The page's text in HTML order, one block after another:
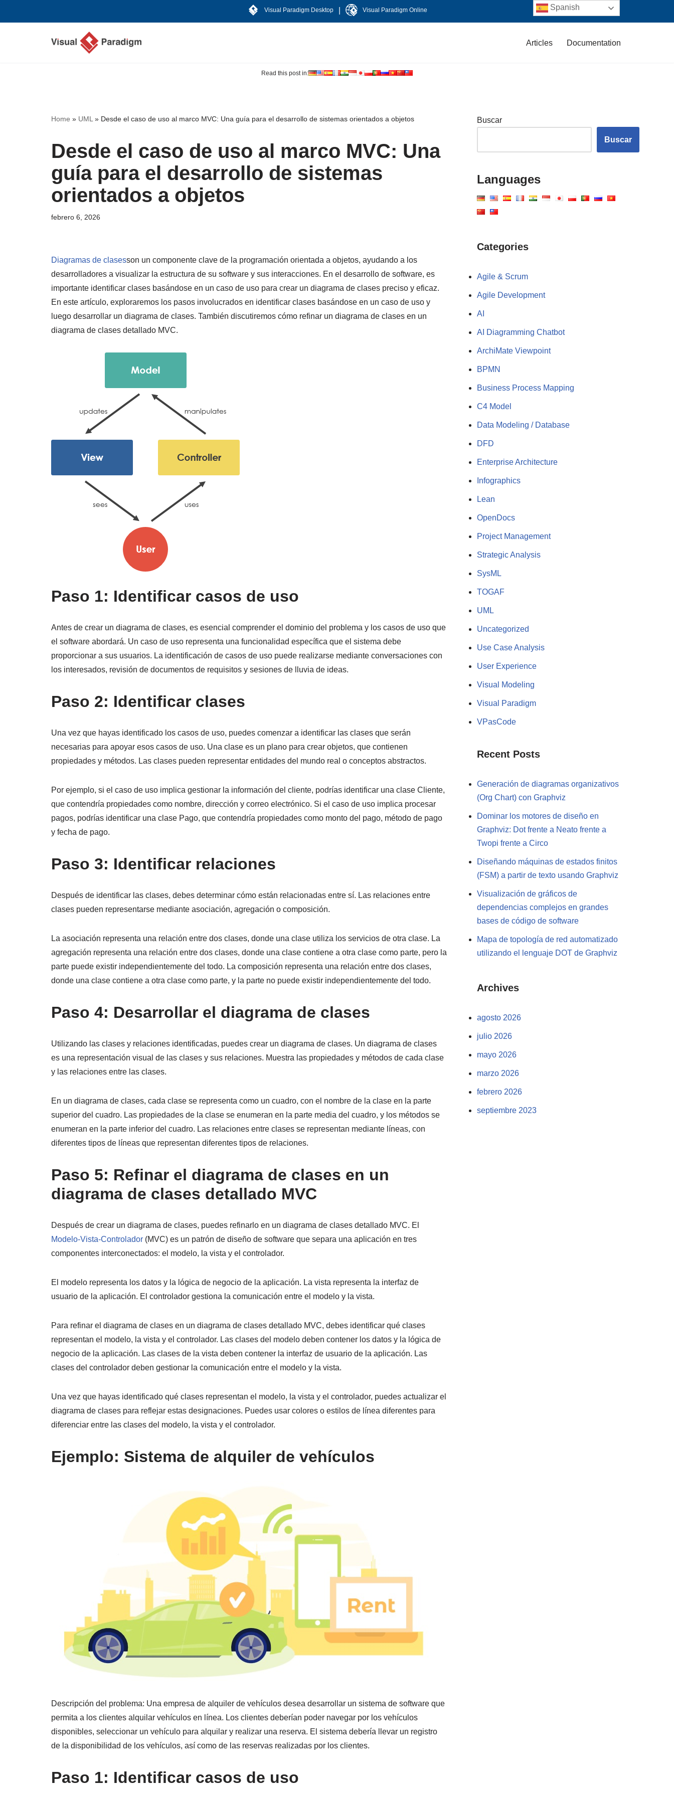
Visual Paradigm Desktop Visual Paradigm Online
Articles Documentation
Read this post in:
Home » UML » Desde el caso de uso al marco MVC: Una guía para el desarrollo de sistemas orientados a objetos
Desde el caso de uso al marco MVC: Una
guía para el desarrollo de sistemas
orientados a objetos
febrero 6, 2026
Diagramas de clasesson un componente clave de la programación orientada a objetos, ayudando a los
desarrolladores a visualizar la estructura de su software y sus interacciones. En el desarrollo de software, es
importante identificar clases basándose en un caso de uso para crear un diagrama de clases preciso y eficaz.
En este artículo, exploraremos los pasos involucrados en identificar clases basándose en un caso de uso y
luego desarrollar un diagrama de clases. También discutiremos cómo refinar un diagrama de clases en un
diagrama de clases detallado MVC.
Paso 1: Identificar casos de uso
Antes de crear un diagrama de clases, es esencial comprender el dominio del problema y los casos de uso que
el software abordará. Un caso de uso representa una funcionalidad específica que el sistema debe
proporcionar a sus usuarios. La identificación de casos de uso puede realizarse mediante conversaciones con
los interesados, revisión de documentos de requisitos y sesiones de lluvia de ideas.
Paso 2: Identificar clases
Una vez que hayas identificado los casos de uso, puedes comenzar a identificar las clases que serán
necesarias para apoyar esos casos de uso. Una clase es un plano para crear objetos, que contienen
propiedades y métodos. Las clases pueden representar entidades del mundo real o conceptos abstractos.
Por ejemplo, si el caso de uso implica gestionar la información del cliente, podrías identificar una clase Cliente,
que contendría propiedades como nombre, dirección y correo electrónico. Si el caso de uso implica procesar
pagos, podrías identificar una clase Pago, que contendría propiedades como monto del pago, método de pago
y fecha de pago.
Paso 3: Identificar relaciones
Después de identificar las clases, debes determinar cómo están relacionadas entre sí. Las relaciones entre
clases pueden representarse mediante asociación, agregación o composición.
La asociación representa una relación entre dos clases, donde una clase utiliza los servicios de otra clase. La
agregación representa una relación entre dos clases, donde una clase contiene a otra clase como parte, pero la
parte puede existir independientemente del todo. La composición representa una relación entre dos clases,
donde una clase contiene a otra clase como parte, y la parte no puede existir independientemente del todo.
Paso 4: Desarrollar el diagrama de clases
Utilizando las clases y relaciones identificadas, puedes crear un diagrama de clases. Un diagrama de clases
es una representación visual de las clases y sus relaciones. Muestra las propiedades y métodos de cada clase
y las relaciones entre las clases.
En un diagrama de clases, cada clase se representa como un cuadro, con el nombre de la clase en la parte
superior del cuadro. Las propiedades de la clase se enumeran en la parte media del cuadro, y los métodos se
enumeran en la parte inferior del cuadro. Las relaciones entre clases se representan mediante líneas, con
diferentes tipos de líneas que representan diferentes tipos de relaciones.
Paso 5: Refinar el diagrama de clases en un
diagrama de clases detallado MVC
Después de crear un diagrama de clases, puedes refinarlo en un diagrama de clases detallado MVC. El
Modelo-Vista-Controlador (MVC) es un patrón de diseño de software que separa una aplicación en tres
componentes interconectados: el modelo, la vista y el controlador.
El modelo representa los datos y la lógica de negocio de la aplicación. La vista representa la interfaz de
usuario de la aplicación. El controlador gestiona la comunicación entre el modelo y la vista.
Para refinar el diagrama de clases en un diagrama de clases detallado MVC, debes identificar qué clases
representan el modelo, la vista y el controlador. Las clases del modelo deben contener los datos y la lógica de
negocio de la aplicación. Las clases de la vista deben contener la interfaz de usuario de la aplicación. Las
clases del controlador deben gestionar la comunicación entre el modelo y la vista.
Una vez que hayas identificado qué clases representan el modelo, la vista y el controlador, puedes actualizar el
diagrama de clases para reflejar estas designaciones. Puedes usar colores o estilos de línea diferentes para
diferenciar entre las clases del modelo, la vista y el controlador.
Ejemplo: Sistema de alquiler de vehículos
Descripción del problema: Una empresa de alquiler de vehículos desea desarrollar un sistema de software que
permita a los clientes alquilar vehículos en línea. Los clientes deberían poder navegar por los vehículos
disponibles, seleccionar un vehículo para alquilar y realizar una reserva. El sistema debería llevar un registro
de la disponibilidad de los vehículos, así como de las reservas realizadas por los clientes.
Paso 1: Identificar casos de uso
Buscar
Buscar
Languages
Categories
Agile & Scrum
Agile Development
AI
AI Diagramming Chatbot
ArchiMate Viewpoint
BPMN
Business Process Mapping
C4 Model
Data Modeling / Database
DFD
Enterprise Architecture
Infographics
Lean
OpenDocs
Project Management
Strategic Analysis
SysML
TOGAF
UML
Uncategorized
Use Case Analysis
User Experience
Visual Modeling
Visual Paradigm
VPasCode
Recent Posts
Generación de diagramas organizativos
(Org Chart) con Graphviz
Dominar los motores de diseño en
Graphviz: Dot frente a Neato frente a
Twopi frente a Circo
Diseñando máquinas de estados finitos
(FSM) a partir de texto usando Graphviz
Visualización de gráficos de
dependencias complejos en grandes
bases de código de software
Mapa de topología de red automatizado
utilizando el lenguaje DOT de Graphviz
Archives
agosto 2026
julio 2026
mayo 2026
marzo 2026
febrero 2026
septiembre 2023
Spanish